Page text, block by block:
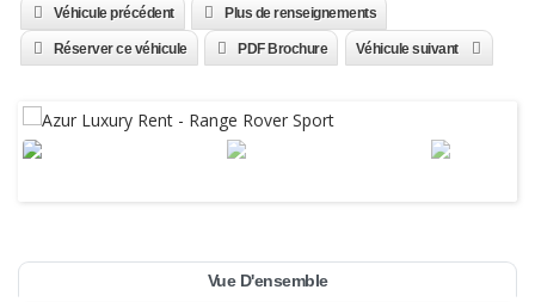
Véhicule précédent Plus de renseignements
Réserver ce véhicule PDF Brochure Véhicule suivant
Vue D'ensemble